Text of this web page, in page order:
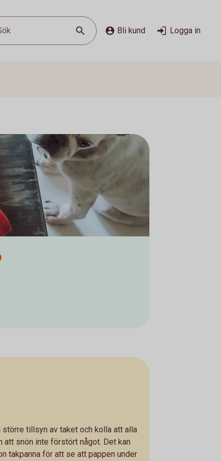
Bli kund Logga in
större tillsyn av taket och kolla att alla
att snön inte förstört något. Det kan
takpanna för att se att pappen under